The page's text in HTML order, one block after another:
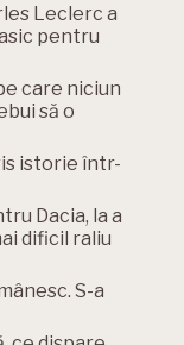
Leclerc a
pentru
care niciun
să o
istorie într-
Dacia, la a
dificil raliu
S-a